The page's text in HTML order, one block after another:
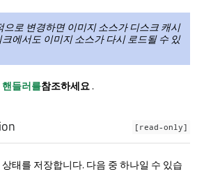
으로 변경하면 이미지 소스가 디스크 캐시
에서도 이미지 소스가 다시 로드될 수 있
들러를참조하세요.
[read-only]
태를 저장합니다. 다음 중 하나일 수 있습